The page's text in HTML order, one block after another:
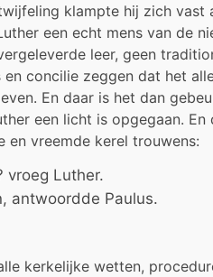
klampte hij zich
een echt mens van de
leer, geen
concilie zeggen dat het
En daar is het dan
een licht is opgegaan.
en vreemde kerel trouwens:
vroeg Luther.
antwoordde Paulus.
kerkelijke wetten,